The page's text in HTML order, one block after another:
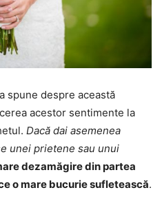
spune despre această
acestor sentimente la
Dacă dai asemenea
unei prietene sau unui
dezamăgire din partea
o mare bucurie sufletească.